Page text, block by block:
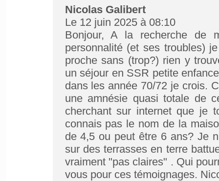
Nicolas Galibert
Le 12 juin 2025 à 08:10
Bonjour, A la recherche de
personnalité (et ses troubles)
proche sans (trop?) rien y
un séjour en SSR petite
dans les année 70/72 je crois.
une amnésie quasi totale de
cherchant sur internet que je
connais pas le nom de la
de 4,5 ou peut être 6 ans? Je
sur des terrasses en terre
vraiment "pas claires" . Qui
vous pour ces témoignages.